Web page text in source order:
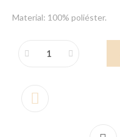
Material: 100% poliéster.